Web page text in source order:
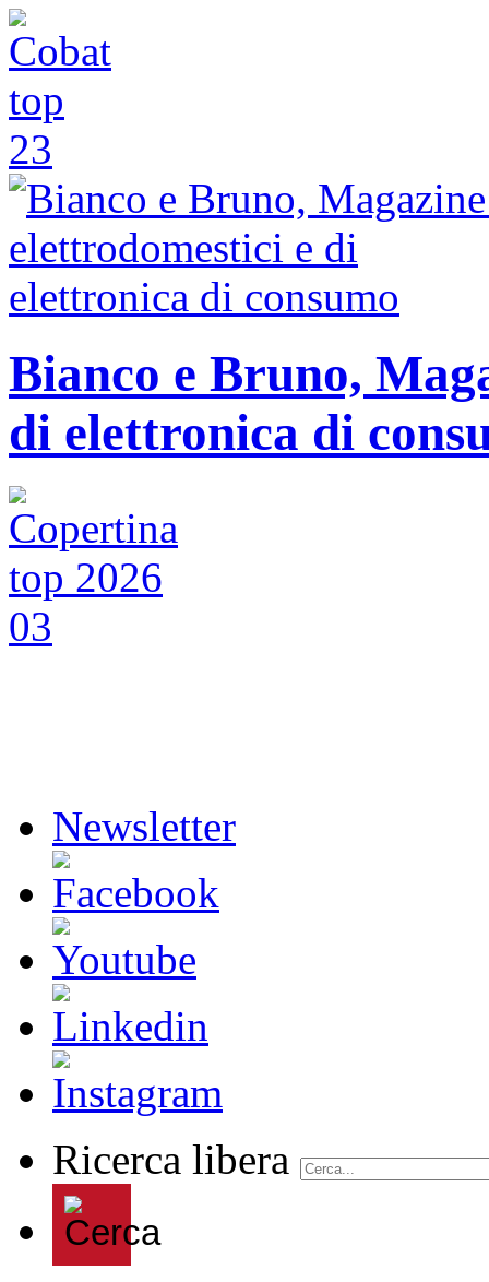
Bianco e Bruno,
di elettronica di
Newsletter
Ricerca libera